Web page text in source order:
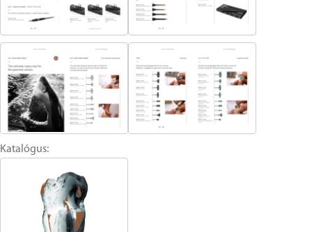
Katalógus: